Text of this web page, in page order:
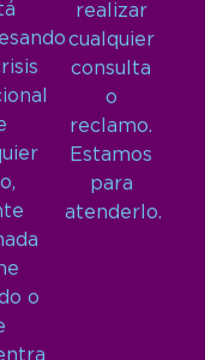
o
realizar
cualquier
consulta
o
reclamo.
Estamos
para
atenderlo.